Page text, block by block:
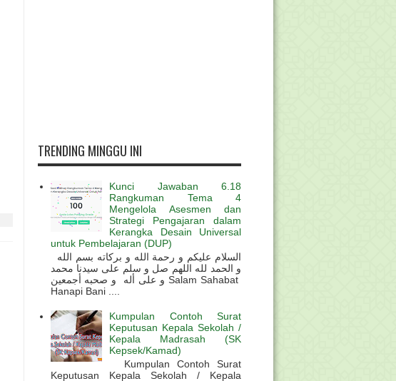
TRENDING MINGGU INI
Kunci Jawaban 6.18
Rangkuman Tema 4
Mengelola Asesmen dan
Strategi Pengajaran dalam
Kerangka Desain Universal
untuk Pembelajaran (DUP)
و الحمد لله اللهم صل و سلم على سيدنا محمد
و على أله و صحبه أجمعين Salam Sahabat
Hanapi Bani ....
Kumpulan Contoh Surat
Keputusan Kepala Sekolah /
Kepala Madrasah (SK
Kepsek/Kamad)
Kumpulan Contoh Surat
Keputusan Kepala Sekolah / Kepala